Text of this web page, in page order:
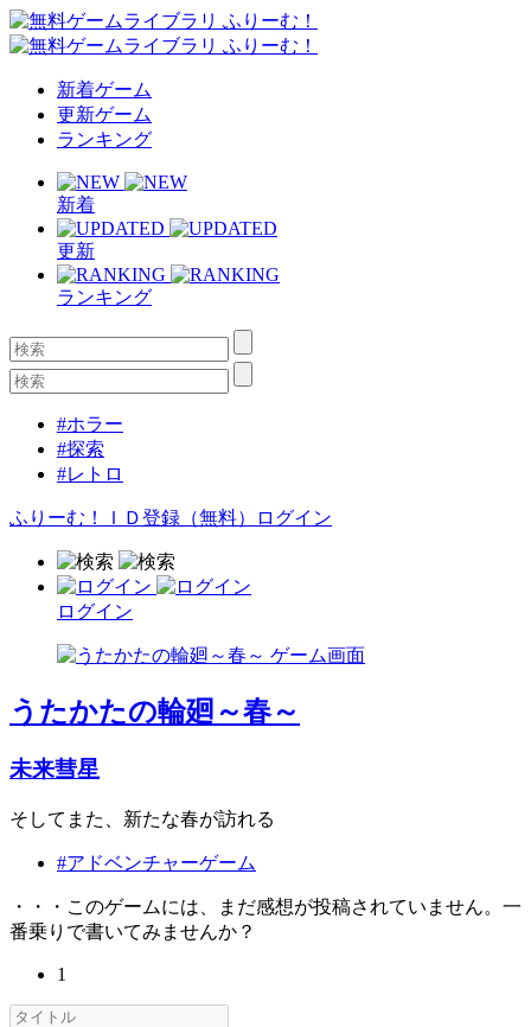
新着ゲーム
更新ゲーム
ランキング
新着
更新
ランキング
#ホラー
#探索
#レトロ
ふりーむ！ＩＤ登録（無料） ログイン
ログイン
うたかたの輪廻～春～
未来彗星
そしてまた、新たな春が訪れる
#アドベンチャーゲーム
・・・このゲームには、まだ感想が投稿されていません。一
番乗りで書いてみませんか？
1